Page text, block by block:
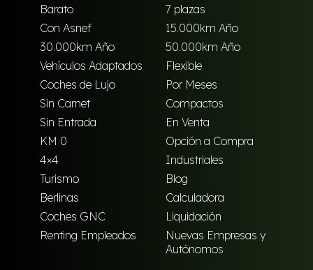
Barato
7 plazas
Con Asnef
15.000km Año
30.000km Año
50.000km Año
Vehículos Adaptados
Flexible
Coches de Lujo
Por Meses
Sin Carnet
Compactos
Sin Entrada
En Venta
KM 0
Opción a Compra
4×4
Industriales
Turismo
Blog
Berlinas
Calculadora
Coches GNC
Liquidación
Renting Empleados
Nuevas Empresas y
Autónomos